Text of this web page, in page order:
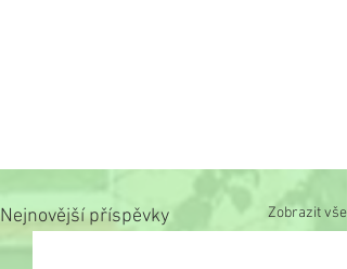
Nejnovější příspěvky Zobrazit vše